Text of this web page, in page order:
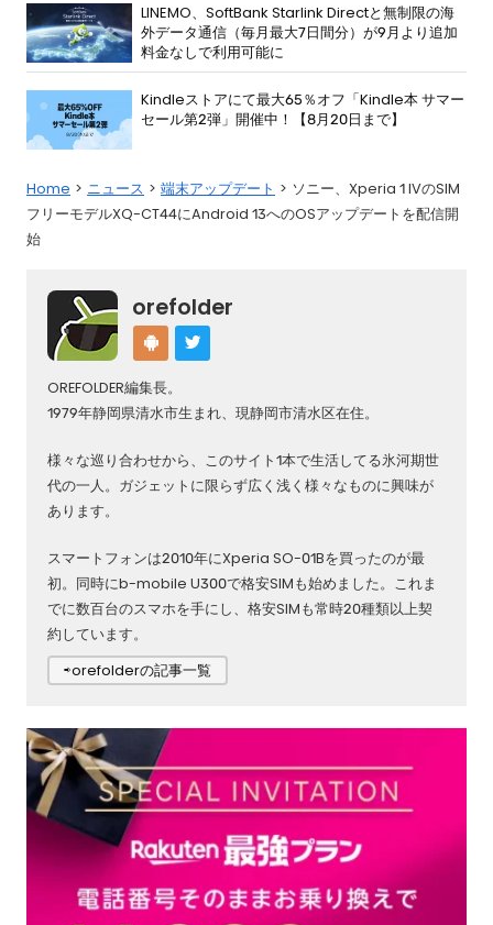
LINEMO、SoftBank Starlink Directと無制限の海
外データ通信（毎月最大7日間分）が9月より追加
料金なしで利用可能に
Kindleストアにて最大65％オフ「Kindle本 サマー
セール第2弾」開催中！【8月20日まで】
Home ニュース 端末アップデート
ソニー、Xperia 1 IVのSIM
フリーモデルXQ-CT44にAndroid 13へのOSアップデートを配信開
始
orefolder
OREFOLDER編集長。
1979年静岡県清水市生まれ、現静岡市清水区在住。
様々な巡り合わせから、このサイト1本で生活してる氷河期世
代の一人。ガジェットに限らず広く浅く様々なものに興味が
あります。
スマートフォンは2010年にXperia SO-01Bを買ったのが最
初。同時にb-mobile U300で格安SIMも始めました。これま
でに数百台のスマホを手にし、格安SIMも常時20種類以上契
約しています。
⇨orefolderの記事一覧